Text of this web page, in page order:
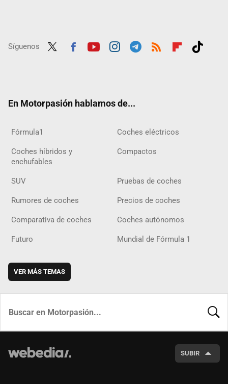
Síguenos
En Motorpasión hablamos de...
Fórmula1 Coches eléctricos
Coches híbridos y
enchufables
Compactos
SUV Pruebas de coches
Rumores de coches Precios de coches
Comparativa de coches Coches autónomos
Futuro Mundial de Fórmula 1
VER MÁS TEMAS
SUBIR